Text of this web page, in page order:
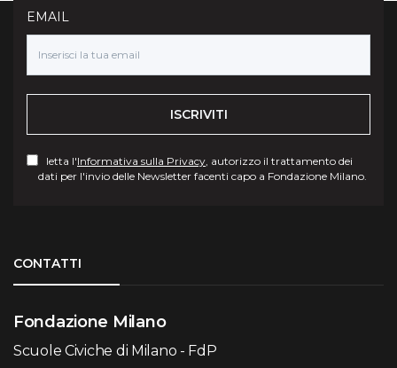
EMAIL
ISCRIVITI
letta l'Informativa sulla Privacy , autorizzo il trattamento dei
dati per l'invio delle Newsletter facenti capo a Fondazione Milano.
CONTATTI
Fondazione Milano
Scuole Civiche di Milano - FdP